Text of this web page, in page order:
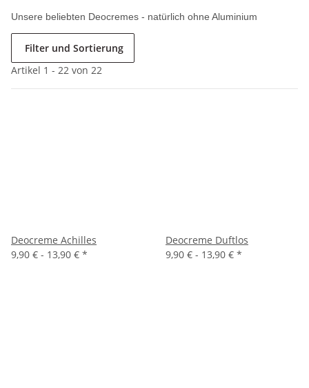
Unsere beliebten Deocremes - natürlich ohne Aluminium
Filter und Sortierung
Artikel 1 - 22 von 22
Deocreme Achilles
9,90 € - 13,90 € *
Deocreme Duftlos
9,90 € - 13,90 € *